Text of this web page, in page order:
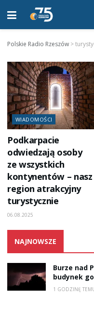
Polskie Radio Rzeszów >
WIADOMOŚCI
Podkarpacie
odwiedzają osoby
ze wszystkich
kontynentów – nasz
region atrakcyjny
turystycznie
06.08.2025
NAJNOWSZE
Burze nad
budynek
1 GODZINĘ